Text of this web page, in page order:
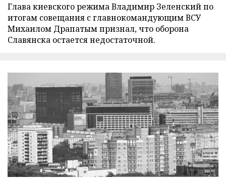
Глава киевского режима Владимир Зеленский по
итогам совещания с главнокомандующим ВСУ
Михаилом Драпатым признал, что оборона
Славянска остается недостаточной.